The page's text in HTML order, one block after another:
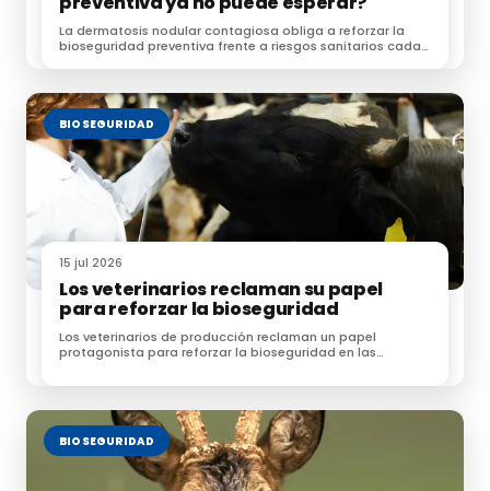
La dermatosis nodular contagiosa obliga a reforzar la
bioseguridad preventiva frente a riesgos sanitarios cada
BIOSEGURIDAD
15 jul 2026
Los veterinarios reclaman su papel
para reforzar la bioseguridad
Los veterinarios de producción reclaman un papel
protagonista para reforzar la bioseguridad en las
BIOSEGURIDAD